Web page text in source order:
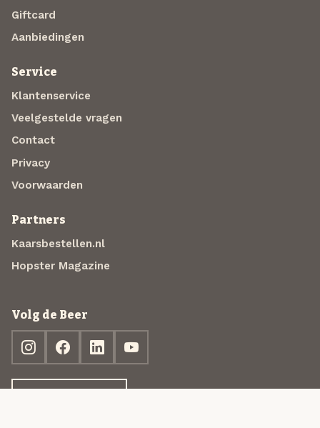
Giftcard
Aanbiedingen
Service
Klantenservice
Veelgestelde vragen
Contact
Privacy
Voorwaarden
Partners
Kaarsbestellen.nl
Hopster Magazine
Volg de Beer